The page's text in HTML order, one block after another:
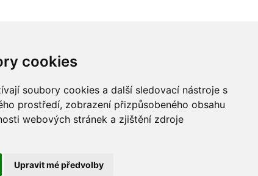
cookies
soubory cookies a další sledovací nástroje s
prostředí, zobrazení přizpůsobeného obsahu
webových stránek a zjištění zdroje
Upravit mé předvolby
a.s.